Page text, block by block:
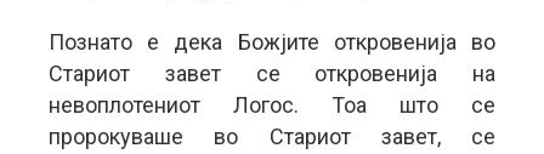
Познато е дека Божјите откровенија во
Стариот завет се откровенија на
невоплотениот Логос. Тоа што се
пророкуваше во Стариот завет, се